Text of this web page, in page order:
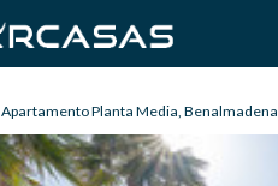
Apartamento Planta Media, Benalmadena